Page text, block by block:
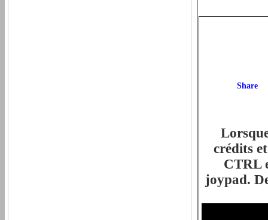
crédits
CTRL
joypad.